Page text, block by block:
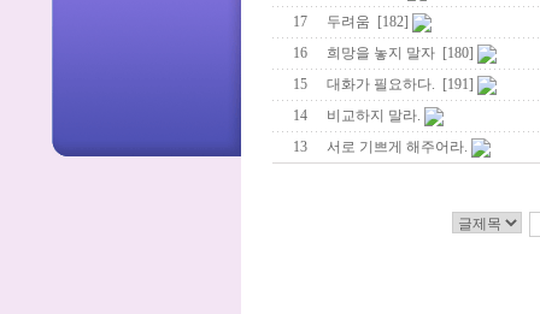
17
두려움 [182]
16
희망을 놓지 말자 [180]
15
대화가 필요하다. [191]
14
비교하지 말라.
13
서로 기쁘게 해주어라.